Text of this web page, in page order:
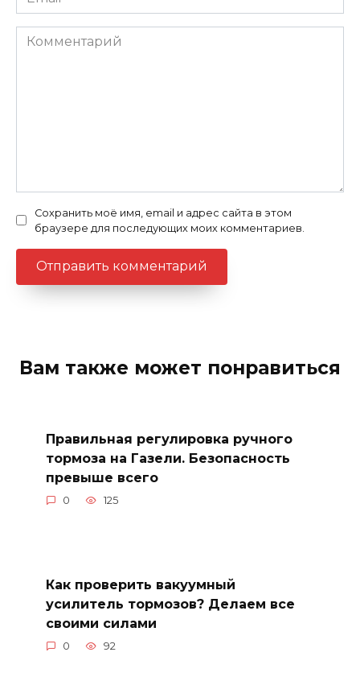
Комментарий
Сохранить моё имя, email и адрес сайта в этом
браузере для последующих моих комментариев.
Вам также может понравиться
Правильная регулировка ручного
тормоза на Газели. Безопасность
превыше всего
0 125
Как проверить вакуумный
усилитель тормозов? Делаем все
своими силами
0 92